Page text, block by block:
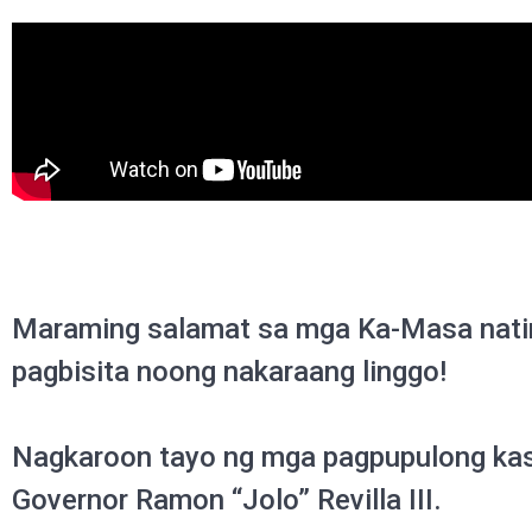
Maraming salamat sa mga Ka-Masa
pagbisita noong nakaraang linggo!
Nagkaroon tayo ng mga pagpupulong
Governor Ramon “Jolo” Revilla III.